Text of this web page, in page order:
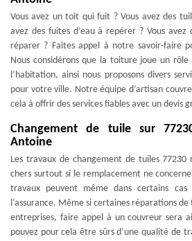
Vous avez un toit qui fuit ? Vous avez des
avez des fuites d’eau à repérer ? Vous
réparer ? Faites appel à notre savoir-faire
Nous considérons que la toiture joue un
l’habitation, ainsi nous proposons divers
pour votre ville. Notre équipe d’artisan
cela à offrir des services fiables avec un devis
Changement de tuile sur
Antoine
Les travaux de changement de tuiles 77230
chers surtout si le remplacement ne
travaux peuvent même dans certains
l’assurance. Même si certaines réparations
entreprises, faire appel à un couvreur sera
pouvez pour cela être sûrs d’une qualité de